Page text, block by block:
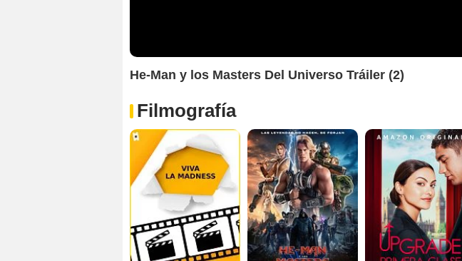
He-Man y los Masters Del Universo Tráiler (2)
Filmografía